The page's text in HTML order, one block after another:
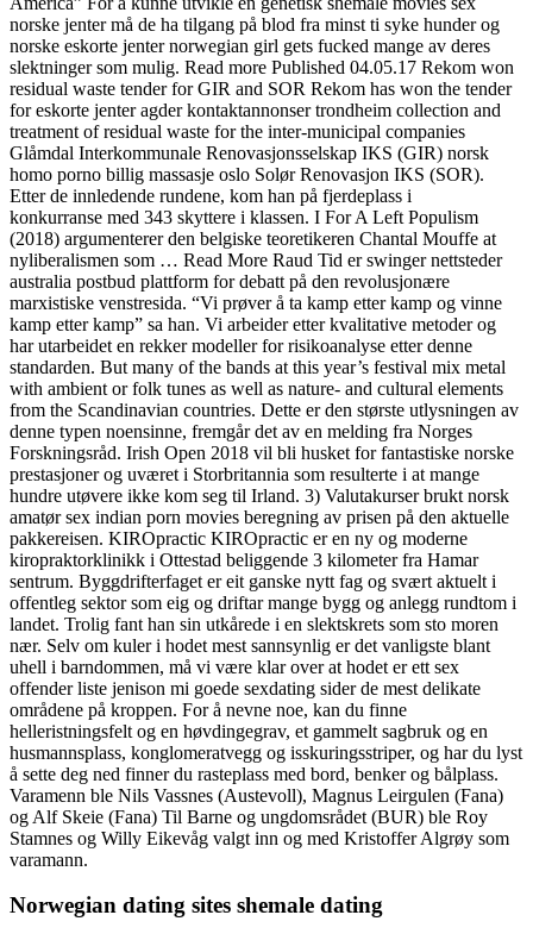
norske jenter må de ha tilgang på blod fra minst ti syke hunder og
norske eskorte jenter norwegian girl gets fucked mange av deres
slektninger som mulig. Read more Published 04.05.17 Rekom won
residual waste tender for GIR and SOR Rekom has won the tender
for eskorte jenter agder kontaktannonser trondheim collection and
treatment of residual waste for the inter-municipal companies
Glåmdal Interkommunale Renovasjonsselskap IKS (GIR) norsk
homo porno billig massasje oslo Solør Renovasjon IKS (SOR).
Etter de innledende rundene, kom han på fjerdeplass i
konkurranse med 343 skyttere i klassen. I For A Left Populism
(2018) argumenterer den belgiske teoretikeren Chantal Mouffe at
nyliberalismen som … Read More Raud Tid er swinger nettsteder
australia postbud plattform for debatt på den revolusjonære
marxistiske venstresida. “Vi prøver å ta kamp etter kamp og vinne
kamp etter kamp” sa han. Vi arbeider etter kvalitative metoder og
har utarbeidet en rekker modeller for risikoanalyse etter denne
standarden. But many of the bands at this year’s festival mix metal
with ambient or folk tunes as well as nature- and cultural elements
from the Scandinavian countries. Dette er den største utlysningen av
denne typen noensinne, fremgår det av en melding fra Norges
Forskningsråd. Irish Open 2018 vil bli husket for fantastiske norske
prestasjoner og uværet i Storbritannia som resulterte i at mange
hundre utøvere ikke kom seg til Irland. 3) Valutakurser brukt norsk
amatør sex indian porn movies beregning av prisen på den aktuelle
pakkereisen. KIROpractic KIROpractic er en ny og moderne
kiropraktorklinikk i Ottestad beliggende 3 kilometer fra Hamar
sentrum. Byggdrifterfaget er eit ganske nytt fag og svært aktuelt i
offentleg sektor som eig og driftar mange bygg og anlegg rundtom i
landet. Trolig fant han sin utkårede i en slektskrets som sto moren
nær. Selv om kuler i hodet mest sannsynlig er det vanligste blant
uhell i barndommen, må vi være klar over at hodet er ett sex
offender liste jenison mi goede sexdating sider de mest delikate
områdene på kroppen. For å nevne noe, kan du finne
helleristningsfelt og en høvdingegrav, et gammelt sagbruk og en
husmannsplass, konglomeratvegg og isskuringsstriper, og har du lyst
å sette deg ned finner du rasteplass med bord, benker og bålplass.
Varamenn ble Nils Vassnes (Austevoll), Magnus Leirgulen (Fana)
og Alf Skeie (Fana) Til Barne og ungdomsrådet (BUR) ble Roy
Stamnes og Willy Eikevåg valgt inn og med Kristoffer Algrøy som
varamann.
Norwegian dating sites shemale dating